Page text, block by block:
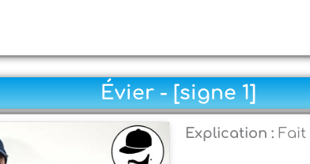
Évier - [signe 1]
Explication :